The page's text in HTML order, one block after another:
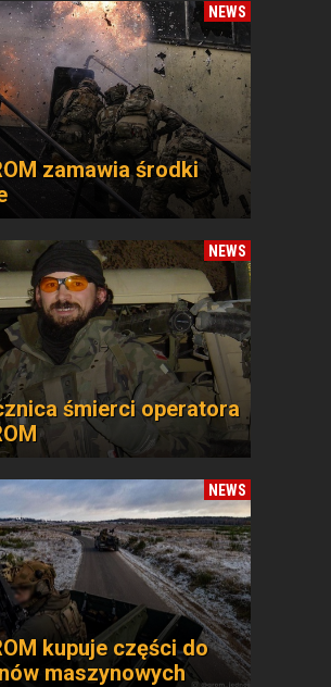
NEWS
zamawia środki
NEWS
śmierci operatora
NEWS
kupuje części do
maszynowych